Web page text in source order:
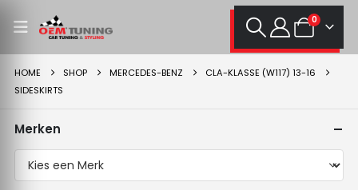
0
HOME SHOP MERCEDES-BENZ
CLA-KLASSE (W117) 13-16
SIDESKIRTS
Merken